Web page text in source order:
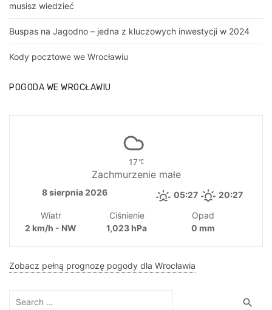
musisz wiedzieć
Buspas na Jagodno – jedna z kluczowych inwestycji w 2024
Kody pocztowe we Wrocławiu
POGODA WE WROCŁAWIU
17
Zachmurzenie małe
8 sierpnia 2026 05:27 20:27
Wiatr
2 km/h - NW
Ciśnienie
1,023 hPa
Opad
0 mm
Zobacz pełną prognozę pogody dla Wrocławia
Search
search